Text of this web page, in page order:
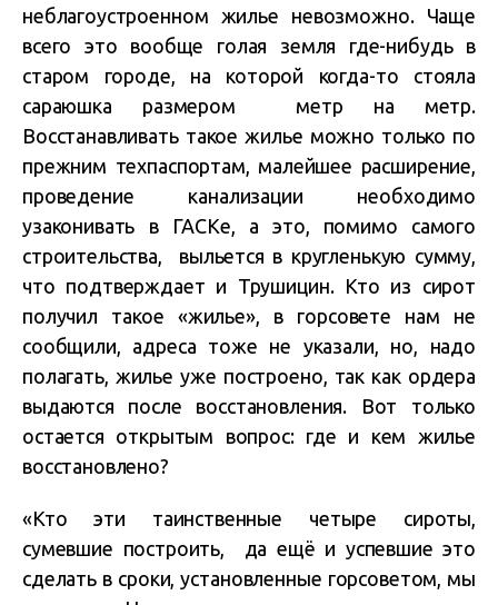
неблагоустроенном жилье невозможно. Чаще
всего это вообще голая земля где-нибудь в
старом городе, на которой когда-то стояла
сараюшка размером метр на метр.
Восстанавливать такое жилье можно только по
прежним техпаспортам, малейшее расширение,
проведение канализации необходимо
узаконивать в ГАСКе, а это, помимо самого
строительства, выльется в кругленькую сумму,
что подтверждает и Трушицин. Кто из сирот
получил такое «жилье», в горсовете нам не
сообщили, адреса тоже не указали, но, надо
полагать, жилье уже построено, так как ордера
выдаются после восстановления. Вот только
остается открытым вопрос: где и кем жилье
восстановлено?
«Кто эти таинственные четыре сироты,
сумевшие построить, да ещё и успевшие это
сделать в сроки, установленные горсоветом, мы